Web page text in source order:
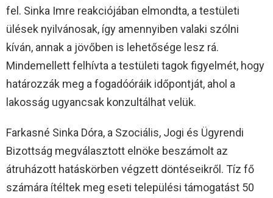
fel. Sinka Imre reakciójában elmondta, a testületi
ülések nyilvánosak, így amennyiben valaki szólni
kíván, annak a jövőben is lehetősége lesz rá.
Mindemellett felhívta a testületi tagok figyelmét, hogy
határozzák meg a fogadóóráik időpontját, ahol a
lakosság ugyancsak konzultálhat velük.
Farkasné Sinka Dóra, a Szociális, Jogi és Ügyrendi
Bizottság megválasztott elnöke beszámolt az
átruházott hatáskörben végzett döntéseikről. Tíz fő
számára ítéltek meg eseti települési támogatást 50